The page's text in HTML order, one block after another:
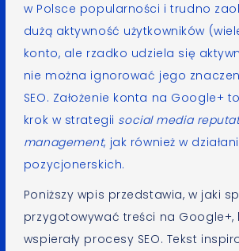
w Polsce popularności i trudno
dużą aktywność użytkowników
konto, ale rzadko udziela się
nie można ignorować jego
SEO. Założenie konta na Google+
krok w strategii social media
management, jak również w
pozycjonerskich.
Poniższy wpis przedstawia, w jaki
przygotowywać treści na Google+,
wspierały procesy SEO. Tekst